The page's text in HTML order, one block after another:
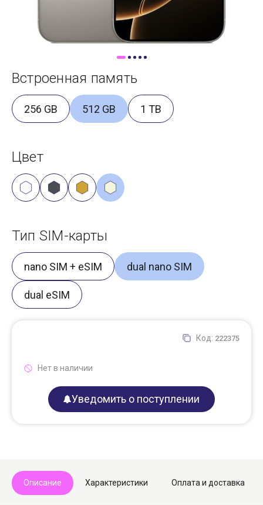
Встроенная память
256 GB 512 GB 1 TB
Цвет
Тип SIM-карты
nano SIM + eSIM dual nano SIM
dual eSIM
Код: 222375
Нет в наличии
Уведомить о поступлении
Описание Характеристики Оплата и доставка